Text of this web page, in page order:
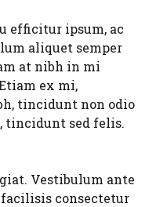
efficitur ipsum, ac
aliquet semper
at nibh in mi
ex mi,
tincidunt non odio
tincidunt sed felis.
Vestibulum ante
facilisis consectetur